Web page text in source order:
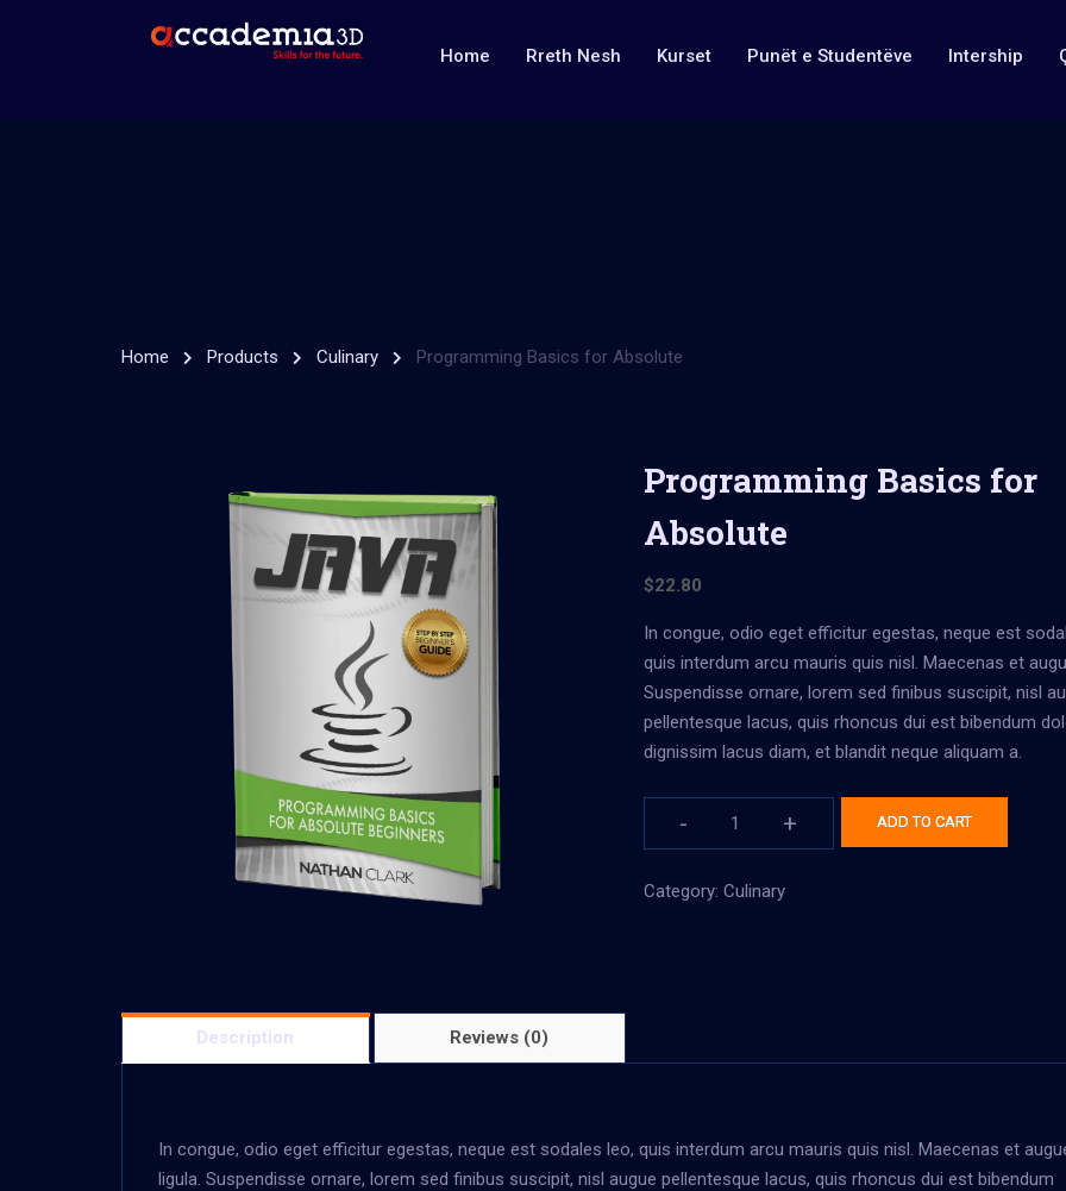
Home Rreth Nesh Kurset Punët e Studentëve Intership
Home Products Culinary Programming Basics for Absolute
Programming Basics for
Absolute
$22.80
In congue, odio eget efficitur egestas, neque est
quis interdum arcu mauris quis nisl. Maecenas et
Suspendisse ornare, lorem sed finibus suscipit, nisl
pellentesque lacus, quis rhoncus dui est bibendum
dignissim lacus diam, et blandit neque aliquam a.
- + ADD TO CART
Category: Culinary
Description Reviews (0)
In congue, odio eget efficitur egestas, neque est sodales leo, quis interdum arcu mauris quis nisl. Maecenas et
ligula. Suspendisse ornare, lorem sed finibus suscipit, nisl augue pellentesque lacus, quis rhoncus dui est bibendum